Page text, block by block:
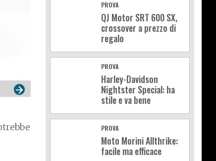
PROVA
QJ Motor SRT 600 SX,
crossover a prezzo di
regalo
PROVA
Harley-Davidson
Nightster Special: ha
stile e va bene
PROVA
Moto Morini Allthrike:
facile ma efficace